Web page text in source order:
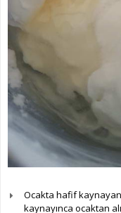
Ocakta hafif
kaynayınca ocaktan